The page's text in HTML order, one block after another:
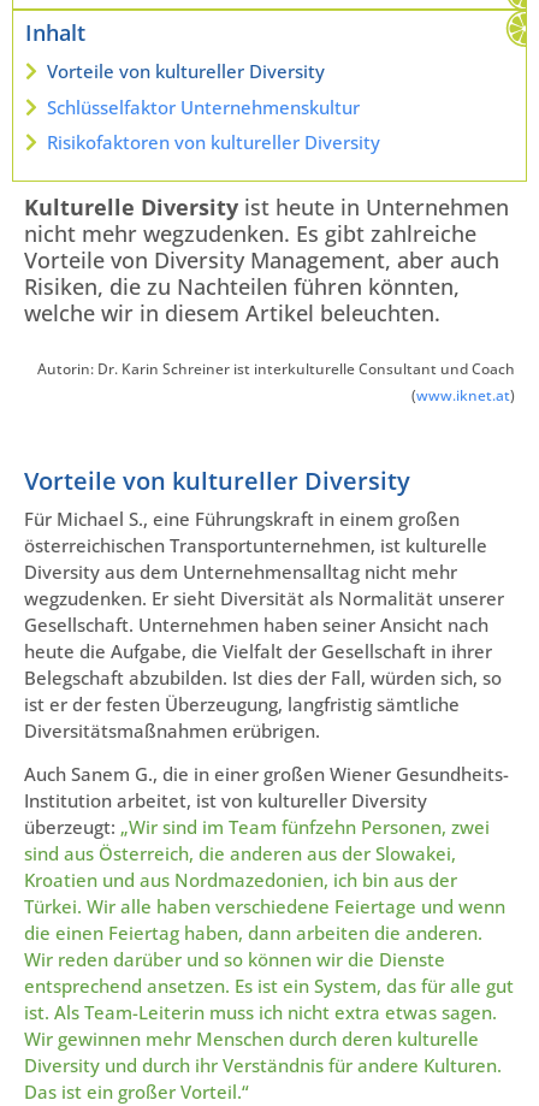
Inhalt
Vorteile von kultureller Diversity
Schlüsselfaktor Unternehmenskultur
Risikofaktoren von kultureller Diversity
Kulturelle Diversity ist heute in Unternehmen
nicht mehr wegzudenken. Es gibt zahlreiche
Vorteile von Diversity Management, aber auch
Risiken, die zu Nachteilen führen könnten,
welche wir in diesem Artikel beleuchten.
Autorin: Dr. Karin Schreiner ist interkulturelle Consultant und Coach
(www.iknet.at)
Vorteile von kultureller Diversity
Für Michael S., eine Führungskraft in einem großen
österreichischen Transportunternehmen, ist kulturelle
Diversity aus dem Unternehmensalltag nicht mehr
wegzudenken. Er sieht Diversität als Normalität unserer
Gesellschaft. Unternehmen haben seiner Ansicht nach
heute die Aufgabe, die Vielfalt der Gesellschaft in ihrer
Belegschaft abzubilden. Ist dies der Fall, würden sich, so
ist er der festen Überzeugung, langfristig sämtliche
Diversitätsmaßnahmen erübrigen.
Auch Sanem G., die in einer großen Wiener Gesundheits-
Institution arbeitet, ist von kultureller Diversity
überzeugt: „Wir sind im Team fünfzehn Personen, zwei
sind aus Österreich, die anderen aus der Slowakei,
Kroatien und aus Nordmazedonien, ich bin aus der
Türkei. Wir alle haben verschiedene Feiertage und wenn
die einen Feiertag haben, dann arbeiten die anderen.
Wir reden darüber und so können wir die Dienste
entsprechend ansetzen. Es ist ein System, das für alle gut
ist. Als Team-Leiterin muss ich nicht extra etwas sagen.
Wir gewinnen mehr Menschen durch deren kulturelle
Diversity und durch ihr Verständnis für andere Kulturen.
Das ist ein großer Vorteil.“